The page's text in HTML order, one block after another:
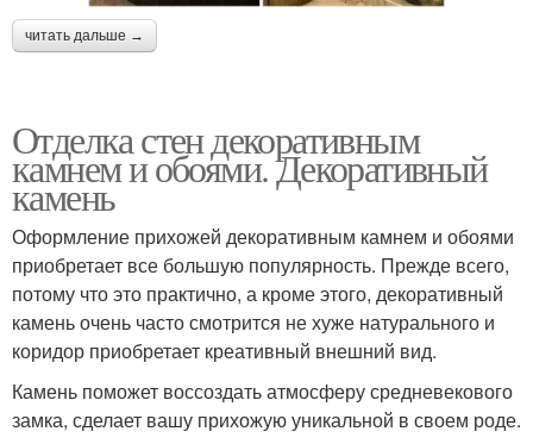
читать дальше →
Отделка стен декоративным
камнем и обоями. Декоративный
камень
Оформление прихожей декоративным камнем и обоями
приобретает все большую популярность. Прежде всего,
потому что это практично, а кроме этого, декоративный
камень очень часто смотрится не хуже натурального и
коридор приобретает креативный внешний вид.
Камень поможет воссоздать атмосферу средневекового
замка, сделает вашу прихожую уникальной в своем роде.